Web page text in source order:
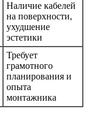
Наличие кабелей
на поверхности,
ухудшение
эстетики
Требует
грамотного
планирования и
опыта
монтажника